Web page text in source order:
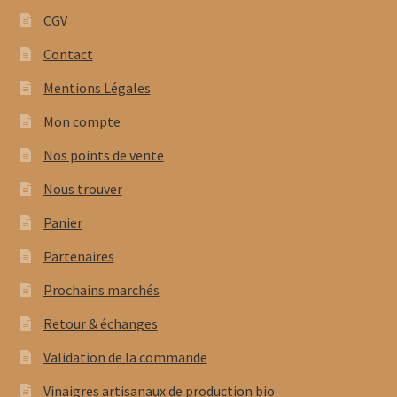
CGV
Contact
Mentions Légales
Mon compte
Nos points de vente
Nous trouver
Panier
Partenaires
Prochains marchés
Retour & échanges
Validation de la commande
Vinaigres artisanaux de production bio